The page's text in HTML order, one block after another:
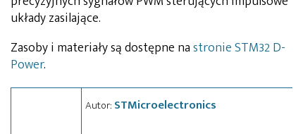
układy zasilające.
Zasoby i materiały są dostępne nastronie STM32 D-
Power.
Autor: STMicroelectronics